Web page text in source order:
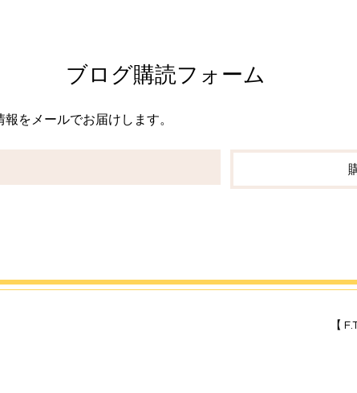
ブログ購読フォーム
をメールでお届けします。
【